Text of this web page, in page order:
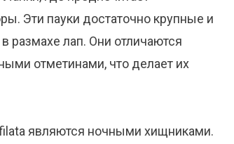
Эти пауки достаточно крупные и
размахе лап. Они отличаются
отметинами, что делает их
являются ночными хищниками.